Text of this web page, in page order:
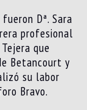
Dª. Sara
profesional
que
Betancourt y
su labor
Bravo.